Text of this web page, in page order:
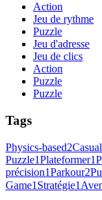
Action
Jeu de rythme
Puzzle
Jeu d'adresse
Jeu de clics
Action
Puzzle
Puzzle
Tags
Physics-based2Casual
Puzzle1Plateformer1
précision1Parkour2
Game1 Stratégie1